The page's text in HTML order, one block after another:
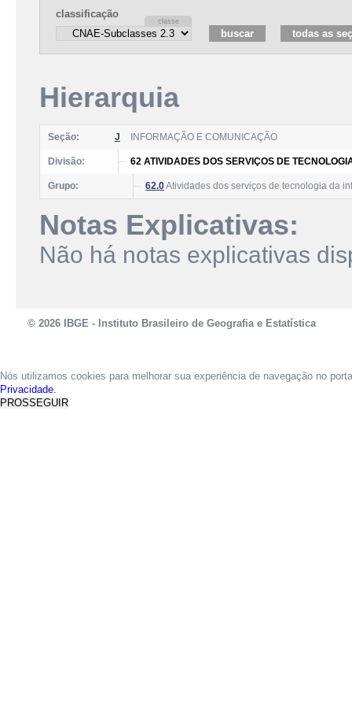
classificação
Hierarquia
Seção: J INFORMAÇÃO E COMUNICAÇÃO
Divisão: 62 ATIVIDADES DOS SERVIÇOS DE
Grupo: 62.0Atividades dos serviços de tecnologia da
Notas Explicativas:
Não há notas explicativas
© 2026 IBGE - Instituto Brasileiro de Geografia e Estatística
Nós utilizamos cookies para melhorar sua experiência de navegação no
Privacidade.
PROSSEGUIR